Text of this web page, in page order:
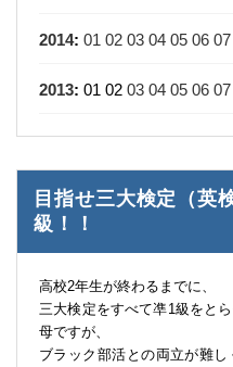
2014: 01 02 03 04 05 06 07
2013: 01 02 03 04 05 06 07
目指せ三大検定（英
級！！
高校2年生が終わるまでに、
三大検定をすべて凖1級をと
母ですが、
ブラック部活との両立が難